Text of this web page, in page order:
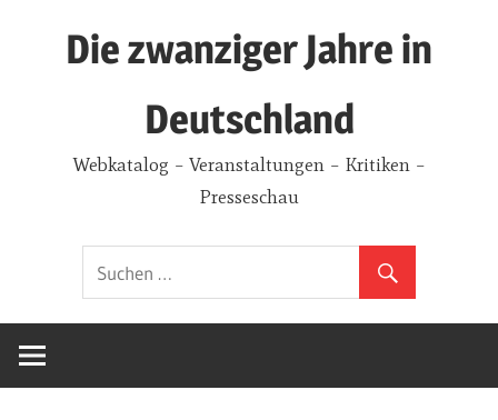
Die zwanziger Jahre in
Deutschland
Webkatalog – Veranstaltungen – Kritiken –
Presseschau